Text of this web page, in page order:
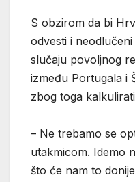
S obzirom da bi
odvesti i
slučaju povoljnog
između Portugala i
zbog toga
– Ne trebamo se
utakmicom. Idemo
što će nam to